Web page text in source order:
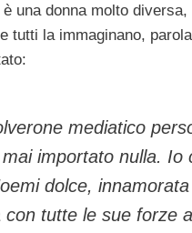
è una donna molto
tutti la immaginano,
mediatico
importato nulla. Io
dolce,
con tutte le sue forze